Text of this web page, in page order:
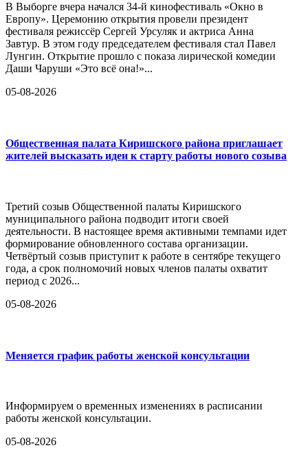
В Выборге вчера начался 34-й кинофестиваль «Окно в
Европу». Церемонию открытия провели президент
фестиваля режиссёр Сергей Урсуляк и актриса Анна
Завтур. В этом году председателем фестиваля стал Павел
Лунгин. Открытие прошло с показа лирической комедии
Даши Чаруши «Это всё она!»...
05-08-2026
Общественная палата Киришского района приглашает
жителей высказать идеи к старту работы нового созыва
Третий созыв Общественной палаты Киришского
муниципального района подводит итоги своей
деятельности. В настоящее время активными темпами идет
формирование обновленного состава организации.
Четвёртый созыв приступит к работе в сентябре текущего
года, а срок полномочий новых членов палаты охватит
период с 2026...
05-08-2026
Меняется график работы женской консультации
Информируем о временных изменениях в расписании
работы женской консультации.
05-08-2026